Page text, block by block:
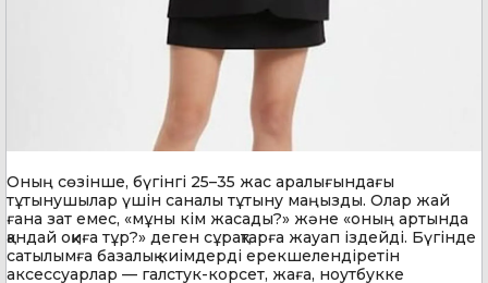
Оның сөзінше, бүгінгі 25–35 жас аралығындағы
тұтынушылар үшін саналы тұтыну маңызды. Олар жай
ғана зат емес, «мұны кім жасады?» және «оның артында
қандай оқиға тұр?» деген сұрақтарға жауап іздейді. Бүгінде
сатылымға базалық киімдерді ерекшелендіретін
аксессуарлар — галстук-корсет, жаға, ноутбукке